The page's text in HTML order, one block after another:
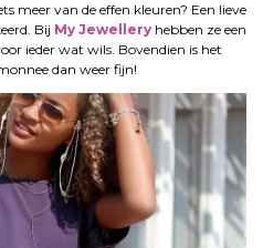
meer van de effen kleuren? Een lieve
Bij My Jewellery hebben ze een
ieder wat wils. Bovendien is het
dan weer fijn!